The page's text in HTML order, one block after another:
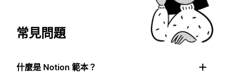
常見問題
什麼是 Notion 範本？